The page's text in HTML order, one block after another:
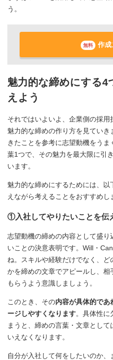
う。
無料 作成
魅力的な締めにする4
えよう
それではいよいよ、企業側の採
魅力的な締めの作り方を見てい
きたことを参考に志望動機をう
葉1つで、その魅力を最大限に引
います。
魅力的な締めにするためには、
えながら考えることをおすすめし
①入社してやりたいことを伝
志望動機の締めの内容として盛
いことの決意表明です。Will・
ね。スキルや経験だけでなく、
かを締めの文章でアピールし、
もらうよう意識しましょう。
このとき、その内容が具体的であ
ージしやすくなります。具体性に
まうと、締めの言葉・文章とし
いえなくなります。
自分が入社して何をしたいのか